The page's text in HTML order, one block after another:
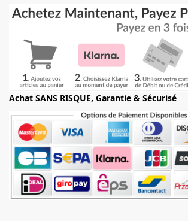
Achat SANS RISQUE, Garantie & Sécurisé